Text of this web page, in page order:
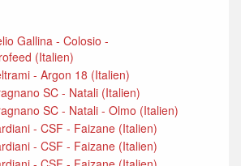
Gallina - Colosio -
(Italien)
- Argon 18 (Italien)
SC - Natali (Italien)
SC - Natali - Olmo (Italien)
- CSF - Faizane (Italien)
- CSF - Faizane (Italien)